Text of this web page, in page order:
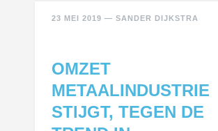
23 MEI 2019 —SANDER DIJKSTRA
OMZET
METAALINDUSTRIE
STIJGT, TEGEN DE